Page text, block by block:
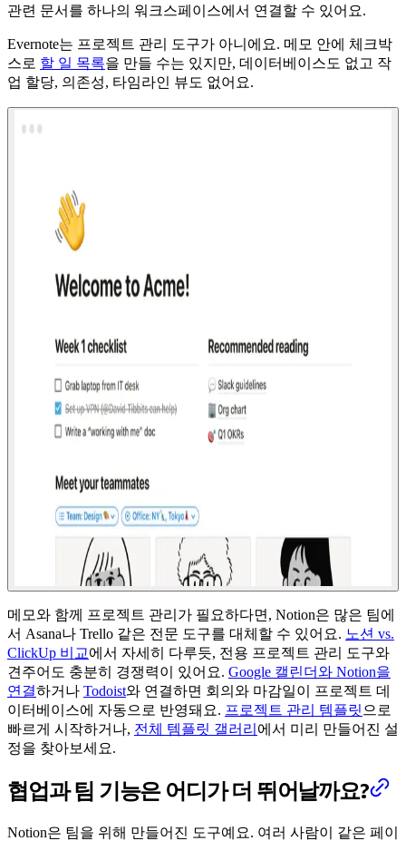
관련 문서를 하나의 워크스페이스에서 연결할 수 있어요.
Evernote는 프로젝트 관리 도구가 아니에요. 메모 안에 체크박
스로 할 일 목록을 만들 수는 있지만, 데이터베이스도 없고 작
업 할당, 의존성, 타임라인 뷰도 없어요.
메모와 함께 프로젝트 관리가 필요하다면, Notion은 많은 팀에
서 Asana나 Trello 같은 전문 도구를 대체할 수 있어요. 노션 vs.
ClickUp 비교에서 자세히 다루듯, 전용 프로젝트 관리 도구와
견주어도 충분히 경쟁력이 있어요. Google 캘린더와 Notion을
연결하거나 Todoist와 연결하면 회의와 마감일이 프로젝트 데
이터베이스에 자동으로 반영돼요. 프로젝트 관리 템플릿 으로
빠르게 시작하거나, 전체 템플릿 갤러리 에서 미리 만들어진 설
정을 찾아보세요.
협업과 팀 기능은 어디가 더 뛰어날까요?
Notion은 팀을 위해 만들어진 도구예요. 여러 사람이 같은 페이